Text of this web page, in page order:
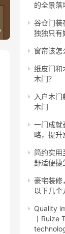
的全景落
谷仓门装
独独只有
窗帘该怎
纸皮门和
木门？
入户木
木门
一门成就
略，提升
简约实
舒适便捷
豪宅装修
以下几个
Quality
丨Ruize